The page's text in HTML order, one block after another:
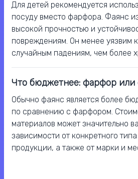
Для детей рекомендуется
посуду вместо фарфора. Фаянс
высокой прочностью и
повреждениям. Он менее уязвим
случайным падениям, чем более
Что бюджетнее: фарфор или
Обычно фаянс является более
по сравнению с фарфором.
материалов может значительно
зависимости от конкретного
продукции, а также от марки и